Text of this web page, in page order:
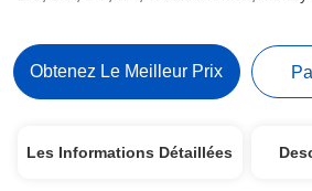
Obtenez Le Meilleur Prix
Les Informations Détaillées